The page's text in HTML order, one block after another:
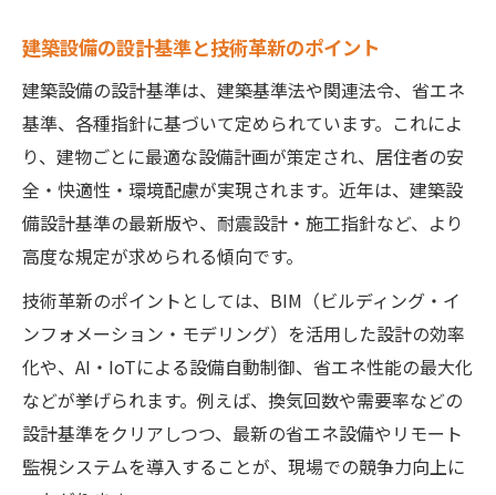
建築設備の設計基準と技術革新のポイント
建築設備の設計基準は、建築基準法や関連法令、省エネ
基準、各種指針に基づいて定められています。これによ
り、建物ごとに最適な設備計画が策定され、居住者の安
全・快適性・環境配慮が実現されます。近年は、建築設
備設計基準の最新版や、耐震設計・施工指針など、より
高度な規定が求められる傾向です。
技術革新のポイントとしては、BIM（ビルディング・イ
ンフォメーション・モデリング）を活用した設計の効率
化や、AI・IoTによる設備自動制御、省エネ性能の最大化
などが挙げられます。例えば、換気回数や需要率などの
設計基準をクリアしつつ、最新の省エネ設備やリモート
監視システムを導入することが、現場での競争力向上に